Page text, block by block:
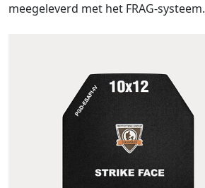
meegeleverd met het FRAG-systeem.